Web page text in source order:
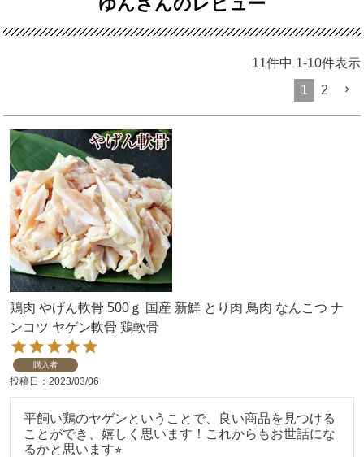
11件中 1-10件表示
1
2
鶏肉 やげん軟骨 500ｇ 国産 新鮮 とり肉 鳥肉 なんこつ ナ
ンコツ ヤゲン軟骨 鶏軟骨
購入者
投稿日 2023/03/06
平飼い鶏のヤゲンということで、良い商品を見つける
ことができ、嬉しく思います！これからもお世話にな
るかと思います⭐︎